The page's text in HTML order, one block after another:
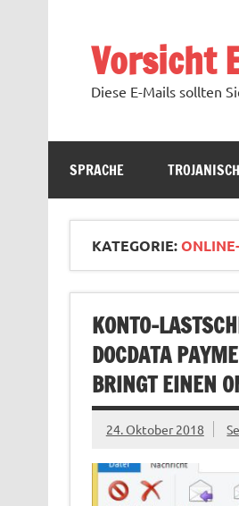
Vorsicht
Diese E-Mails sollten
SPRACHE
KATEGORIE:
KONTO-
DOCDATA
BRINGT EINEN
24. Oktober 2018